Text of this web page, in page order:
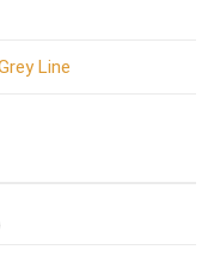
Line